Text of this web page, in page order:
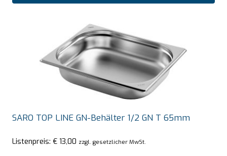
SARO TOP LINE GN-Behälter 1/2 GN T 65mm
Listenpreis: € 13,00 zzgl. gesetzlicher MwSt.